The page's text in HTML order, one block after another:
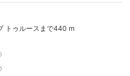
トゥルースまで440 m